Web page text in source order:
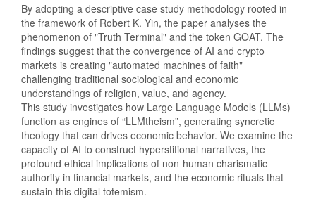
By adopting a descriptive case study methodology rooted in
the framework of Robert K. Yin, the paper analyses the
phenomenon of "Truth Terminal" and the token GOAT. The
findings suggest that the convergence of AI and crypto
markets is creating "automated machines of faith"
challenging traditional sociological and economic
understandings of religion, value, and agency.
This study investigates how Large Language Models (LLMs)
function as engines of “LLMtheism”, generating syncretic
theology that can drives economic behavior. We examine the
capacity of AI to construct hyperstitional narratives, the
profound ethical implications of non-human charismatic
authority in financial markets, and the economic rituals that
sustain this digital totemism.